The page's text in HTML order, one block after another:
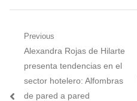
Navegación
entradas
Previous
Previous
post:
Alexandra Rojas de Hilarte
presenta tendencias en el
sector hotelero: Alfombras
de pared a pared